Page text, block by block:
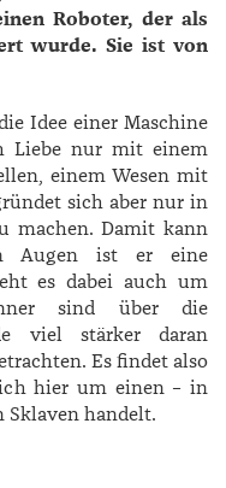
Roboter, der als
wurde. Sie ist von
Idee einer Maschine
Liebe nur mit einem
einem Wesen mit
sich aber nur in
machen. Damit kann
Augen ist er eine
es dabei auch um
sind über die
viel stärker daran
Es findet also
hier um einen – in
handelt.